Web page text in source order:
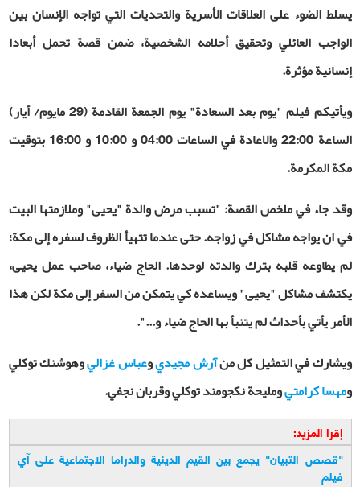
يسلط الضوء على العلاقات الأسرية والتحديات التي تواجه الإنسان بين
الواجب العائلي وتحقيق أحلامه الشخصية، ضمن قصة تحمل أبعادا
إنسانية مؤثرة.
ويأتيكم فيلم "يوم بعد السعادة" يوم الجمعة القادمة (29 مايوم/ أيار)
الساعة 22:00 والاعادة في الساعات 04:00 و 10:00 و 16:00 بتوقيت
مكة المكرمة.
وقد جاء في ملخص القصة: "تسبب مرض والدة "يحيى" وملازمتها البيت
في ان يواجه مشاكل في زواجه. حتى عندما تتهيأ الظروف لسفره إلى مكة؛
لم يطاوعه قلبه بترك والدته لوحدها. الحاج ضياء، صاحب عمل يحيى،
يكتشف مشاكل "يحيى" ويساعده كي يتمكن من السفر إلى مكة لكن هذا
الأمر يأتي بأحداث لم يتنبأ بها الحاج ضياء و...".
ويشارك في التمثيل كل منآرش مجيديوعباس غزاليوهوشنك توكلي
ومهسا كرامتيومليحة نكجومند توكلي وقربان نجفي.
إقرا المزيد:
"قصص التبيان" يجمع بين القيم الدينية والدراما الاجتماعية على آي
فيلم